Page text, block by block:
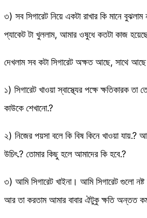
৩) সব সিগারেট নিয়ে একটা রাখার কি মানে
প্যাকেট টা খুললাম, আমার ওষুধে কতটা কাজ
দেখলাম সব কটা সিগারেট অক্ষত আছে, সাথে
১) সিগারেট খাওয়া স্বাস্থ্যের পক্ষে ক্ষতিকারক
কাউকে শেখানো.?
২) নিজের পয়সা বলে কি বিষ কিনে খাওয়া যায়.?
উচিৎ.? তোমার কিছু হলে আমাদের কি হবে.?
৩) আমি সিগারেট খাইনা। আমি সিগারেট গুলো
আর তা করতাম আমার বাবার ঐটুকু ক্ষতি অন্তত